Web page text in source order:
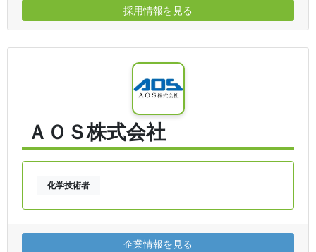
採用情報を見る
ＡＯＳ株式会社
化学技術者
企業情報を見る